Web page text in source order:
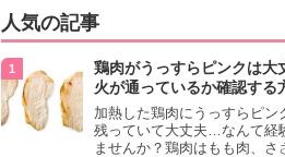
人気の記事
鶏肉がうっすらピンクは大
火が通っているか確認する
加熱した鶏肉にうっすらピン
残っていて大丈夫…なんて経
ませんか？鶏肉はもも肉、さ